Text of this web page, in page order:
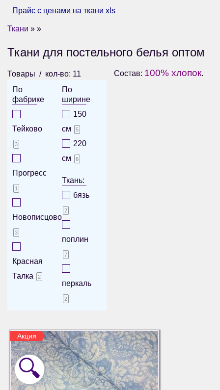
Прайс с ценами на ткани xls
Ткани » »
Ткани для постельного белья оптом
Товары
кол-во: 11
По
фабрике
Тейково
3
Прогресс
1
Новописцово
3
Красная
Талка
2
По
ширине
150
см
5
220
см
6
Ткань:
бязь
2
поплин
7
перкаль
2
Состав: 100% хлопок.
Акция
🔍